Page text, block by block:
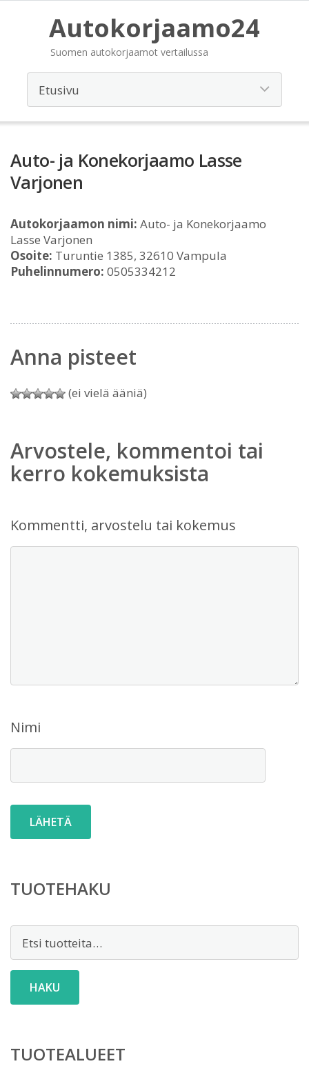
Autokorjaamo24
Suomen autokorjaamot vertailussa
Auto- ja Konekorjaamo Lasse
Varjonen
Autokorjaamon nimi: Auto- ja Konekorjaamo
Lasse Varjonen
Osoite: Turuntie 1385, 32610 Vampula
Puhelinnumero: 0505334212
Anna pisteet
(ei vielä ääniä)
Arvostele, kommentoi tai
kerro kokemuksista
Kommentti, arvostelu tai kokemus
Nimi
TUOTEHAKU
HAKU
TUOTEALUEET